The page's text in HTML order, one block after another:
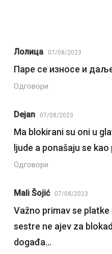
Лолица 07/08/2023
Паре се износе и
Одговори
Dejan 07/08/2023
Ma blokirani su oni u
ljude a ponašaju se
Одговори
Mali Šojić 07/08/2023
Važno primav se
sestre ne ajev za
događa…